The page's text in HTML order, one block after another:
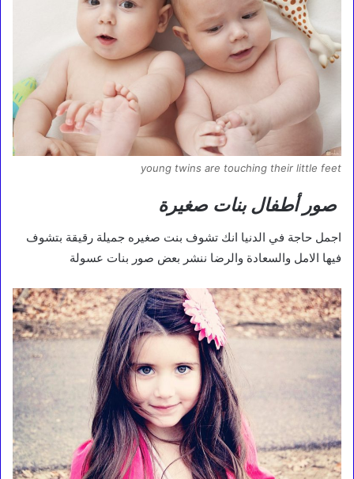
young twins are touching their little feet
صور أطفال بنات صغيرة
اجمل حاجة في الدنيا انك تشوف بنت صغيره جميلة رقيقة بتشوف
فيها الامل والسعادة والرضا ننشر بعض صور بنات عسولة